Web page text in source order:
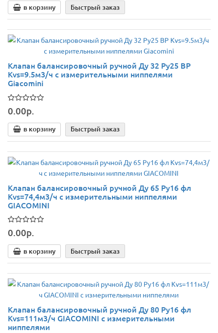
в корзину Быстрый заказ
Клапан балансировочный ручной Ду 32 Ру25 ВР
Kvs=9.5м3/ч с измерительными ниппелями
Giacomini
0.00р.
в корзину Быстрый заказ
Клапан балансировочный ручной Ду 65 Ру16 фл
Kvs=74,4м3/ч с измерительными ниппелями
GIACOMINI
0.00р.
в корзину Быстрый заказ
Клапан балансировочный ручной Ду 80 Ру16 фл
Kvs=111м3/ч GIACOMINI с измерительными
ниппелями